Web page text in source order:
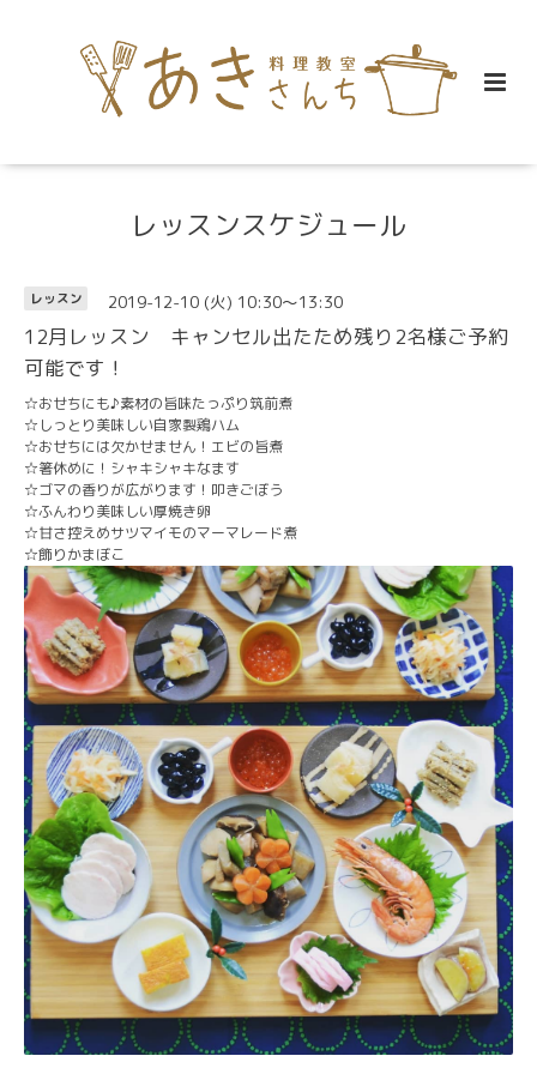
レッスンスケジュール
レッスン 2019-12-10 (火) 10:30～13:30
12月レッスン キャンセル出たため残り2名様ご予約
可能です！
☆おせちにも♪素材の旨味たっぷり筑前煮
☆しっとり美味しい自家製鶏ハム
☆おせちには欠かせません！エビの旨煮
☆箸休めに！シャキシャキなます
☆ゴマの香りが広がります！叩きごぼう
☆ふんわり美味しい厚焼き卵
☆甘さ控えめサツマイモのマーマレード煮
☆飾りかまぼこ